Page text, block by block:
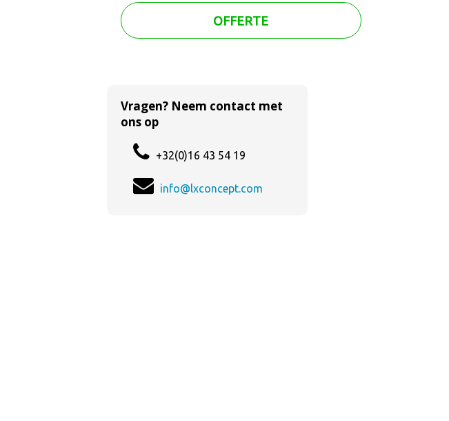
OFFERTE
Vragen? Neem contact met
ons op
+32(0)16 43 54 19
info@lxconcept.com